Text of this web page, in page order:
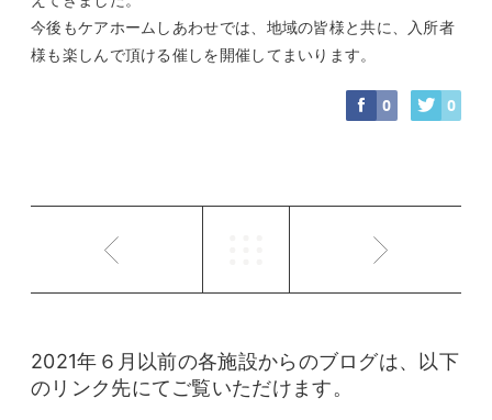
今後もケアホームしあわせでは、地域の皆様と共に、入所者
様も楽しんで頂ける催しを開催してまいります。
0 0
2021年６月以前の各施設からのブログは、以下
のリンク先にてご覧いただけます。